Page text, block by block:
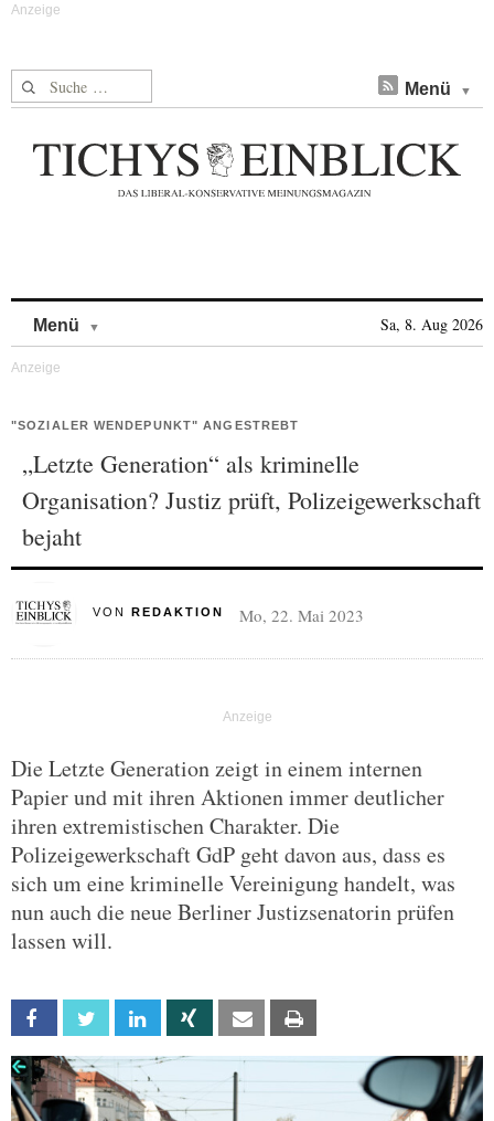
Suche nach: Menü
Menü Sa, 8. Aug 2026
"SOZIALER WENDEPUNKT" ANGESTREBT
„Letzte Generation“ als kriminelle
Organisation? Justiz prüft, Polizeigewerkschaft
bejaht
VON REDAKTION Mo, 22. Mai 2023
Die Letzte Generation zeigt in einem internen
Papier und mit ihren Aktionen immer deutlicher
ihren extremistischen Charakter. Die
Polizeigewerkschaft GdP geht davon aus, dass es
sich um eine kriminelle Vereinigung handelt, was
nun auch die neue Berliner Justizsenatorin prüfen
lassen will.
Facebook Twitter Linkedin Xing Email